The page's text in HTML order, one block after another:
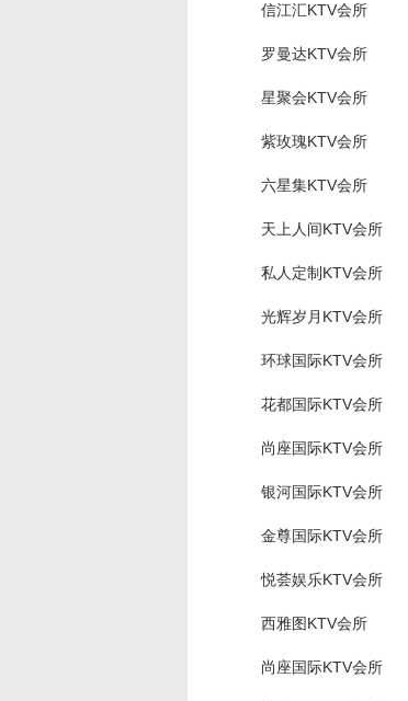
信江汇KTV会所
罗曼达KTV会所
星聚会KTV会所
紫玫瑰KTV会所
六星集KTV会所
天上人间KTV会所
私人定制KTV会所
光辉岁月KTV会所
环球国际KTV会所
花都国际KTV会所
尚座国际KTV会所
银河国际KTV会所
金尊国际KTV会所
悦荟娱乐KTV会所
西雅图KTV会所
尚座国际KTV会所